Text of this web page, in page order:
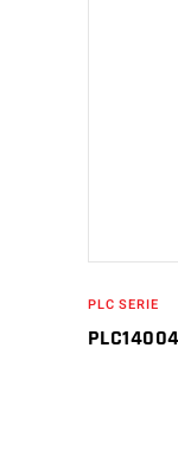
PLC SERIE
PLC14004